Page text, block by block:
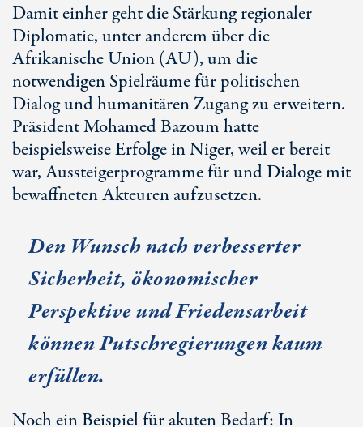
Damit einher geht die Stärkung regionaler
Diplomatie, unter anderem über die
Afrikanische Union (AU), um die
notwendigen Spielräume für politischen
Dialog und humanitären Zugang zu erweitern.
Präsident Mohamed Bazoum hatte
beispielsweise Erfolge in Niger, weil er bereit
war, Aussteigerprogramme für und Dialoge mit
bewaffneten Akteuren aufzusetzen.
Den Wunsch nach verbesserter
Sicherheit, ökonomischer
Perspektive und Friedensarbeit
können Putschregierungen kaum
erfüllen.
Noch ein Beispiel für akuten Bedarf: In